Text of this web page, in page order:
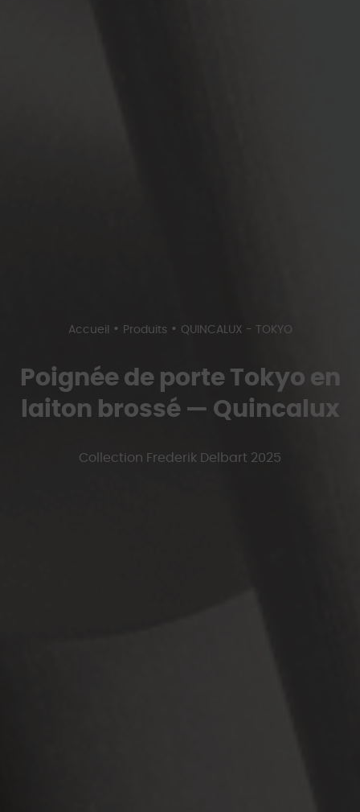
Accueil • Produits• QUINCALUX - TOKYO
Poignée de porte Tokyo en
laiton brossé — Quincalux
Collection Frederik Delbart 2025